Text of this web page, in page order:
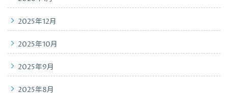
2025年12月
2025年10月
2025年9月
2025年8月